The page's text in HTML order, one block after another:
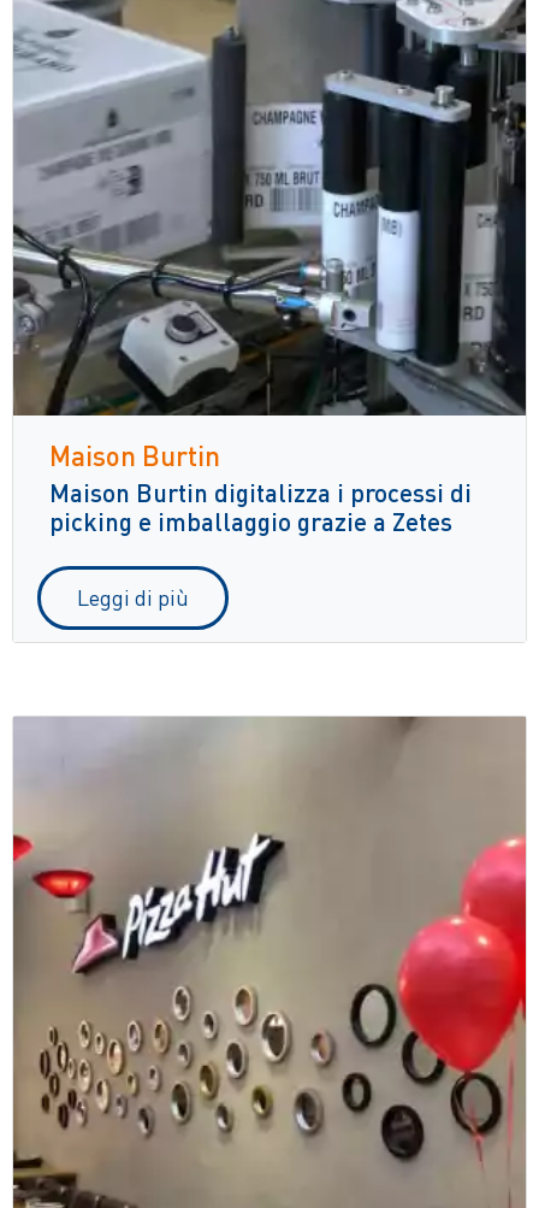
Maison Burtin
Maison Burtin digitalizza i processi di
picking e imballaggio grazie a Zetes
Leggi di più